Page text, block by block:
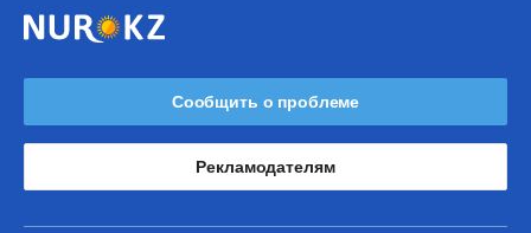
Сообщить о проблеме
Рекламодателям